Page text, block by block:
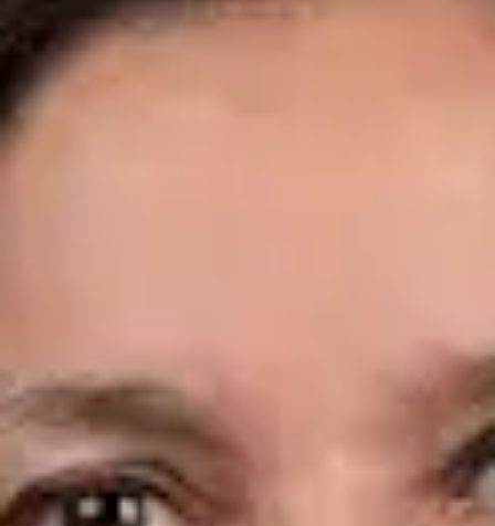
Registro
CGCOM | 292911355
Dr. Leandro Wang — General Medicine Doctor, Global Health
Spain Dr. Leandro Wang — General Medicine Doctor at Global
Health Spain. Book an online video consultation.
ES